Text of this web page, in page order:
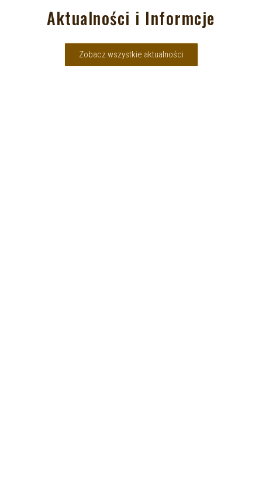
Aktualności i Informcje
Zobacz wszystkie aktualności